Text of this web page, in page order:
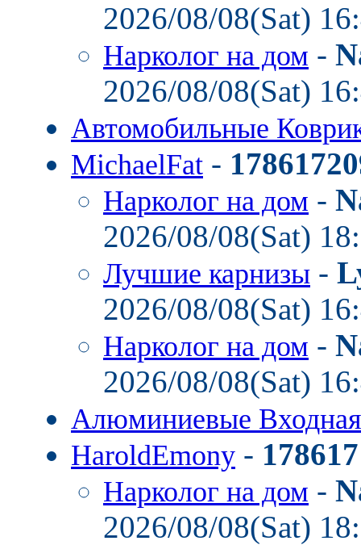
2026/08/08(Sat)
Нарколог на дом -
2026/08/08(Sat)
Автомобильные
MichaelFat -
Нарколог на дом -
2026/08/08(Sat)
Лучшие карнизы -
2026/08/08(Sat)
Нарколог на дом -
2026/08/08(Sat)
Алюминиевые
HaroldEmony -
Нарколог на дом -
2026/08/08(Sat)